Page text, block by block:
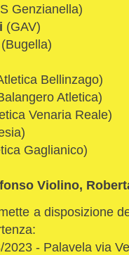
Genzianella)
(GAV)
(Bugella)
Bellinzago)
Atletica)
Venaria Reale)
Gaglianico)
Violino,
a disposizione
- Palavela via